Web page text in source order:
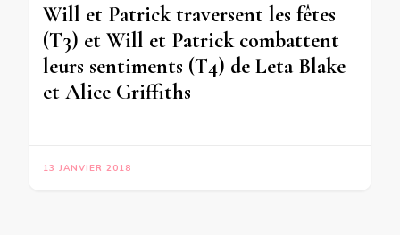
Will et Patrick traversent les fêtes
(T3) et Will et Patrick combattent
leurs sentiments (T4) de Leta Blake
et Alice Griffiths
13 JANVIER 2018